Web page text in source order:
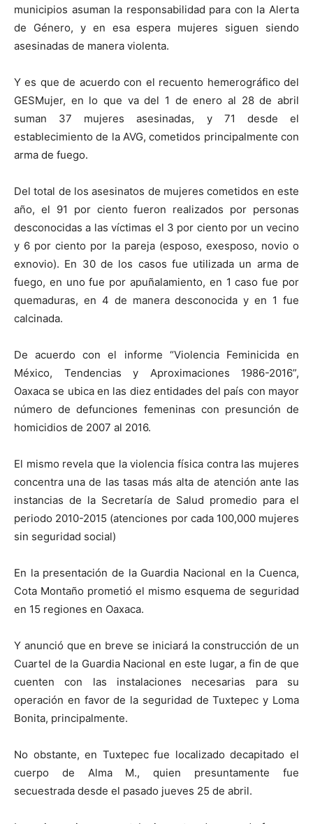
municipios asuman la responsabilidad para con la Alerta
de Género, y en esa espera mujeres siguen siendo
asesinadas de manera violenta.
Y es que de acuerdo con el recuento hemerográfico del
GESMujer, en lo que va del 1 de enero al 28 de abril
suman 37 mujeres asesinadas, y 71 desde el
establecimiento de la AVG, cometidos principalmente con
arma de fuego.
Del total de los asesinatos de mujeres cometidos en este
año, el 91 por ciento fueron realizados por personas
desconocidas a las víctimas el 3 por ciento por un vecino
y 6 por ciento por la pareja (esposo, exesposo, novio o
exnovio). En 30 de los casos fue utilizada un arma de
fuego, en uno fue por apuñalamiento, en 1 caso fue por
quemaduras, en 4 de manera desconocida y en 1 fue
calcinada.
De acuerdo con el informe “Violencia Feminicida en
México, Tendencias y Aproximaciones 1986-2016”,
Oaxaca se ubica en las diez entidades del país con mayor
número de defunciones femeninas con presunción de
homicidios de 2007 al 2016.
El mismo revela que la violencia física contra las mujeres
concentra una de las tasas más alta de atención ante las
instancias de la Secretaría de Salud promedio para el
periodo 2010-2015 (atenciones por cada 100,000 mujeres
sin seguridad social)
En la presentación de la Guardia Nacional en la Cuenca,
Cota Montaño prometió el mismo esquema de seguridad
en 15 regiones en Oaxaca.
Y anunció que en breve se iniciará la construcción de un
Cuartel de la Guardia Nacional en este lugar, a fin de que
cuenten con las instalaciones necesarias para su
operación en favor de la seguridad de Tuxtepec y Loma
Bonita, principalmente.
No obstante, en Tuxtepec fue localizado decapitado el
cuerpo de Alma M., quien presuntamente fue
secuestrada desde el pasado jueves 25 de abril.